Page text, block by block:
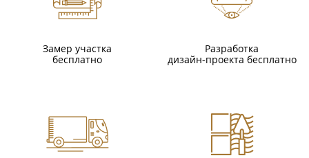
Замер участка
бесплатно
Разработка
дизайн-проекта бесплатно